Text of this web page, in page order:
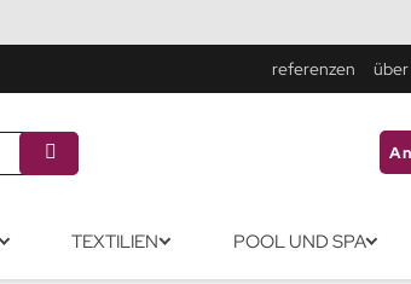
referenzen über
TEXTILIEN POOL UND SPA